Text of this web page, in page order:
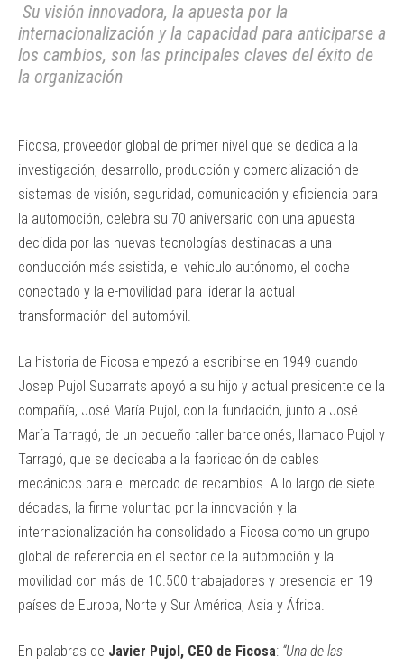
Su visión innovadora, la apuesta por la
internacionalización y la capacidad para anticiparse a
los cambios, son las principales claves del éxito de
la organización
Ficosa, proveedor global de primer nivel que se dedica a la
investigación, desarrollo, producción y comercialización de
sistemas de visión, seguridad, comunicación y eficiencia para
la automoción, celebra su 70 aniversario con una apuesta
decidida por las nuevas tecnologías destinadas a una
conducción más asistida, el vehículo autónomo, el coche
conectado y la e-movilidad para liderar la actual
transformación del automóvil.
La historia de Ficosa empezó a escribirse en 1949 cuando
Josep Pujol Sucarrats apoyó a su hijo y actual presidente de la
compañía, José María Pujol, con la fundación, junto a José
María Tarragó, de un pequeño taller barcelonés, llamado Pujol y
Tarragó, que se dedicaba a la fabricación de cables
mecánicos para el mercado de recambios. A lo largo de siete
décadas, la firme voluntad por la innovación y la
internacionalización ha consolidado a Ficosa como un grupo
global de referencia en el sector de la automoción y la
movilidad con más de 10.500 trabajadores y presencia en 19
países de Europa, Norte y Sur América, Asia y África.
En palabras de Javier Pujol, CEO de Ficosa: “Una de las